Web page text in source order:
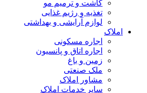
کاشت و ترمیم مو
تغذیه و رژیم غذایی
لوازم آرایشی و بهداشتی
املاک
اجاره مسکونی
اجاره اتاق و پانسیون
زمین و باغ
ملک صنعتی
مشاور املاک
سایر خدمات املاک